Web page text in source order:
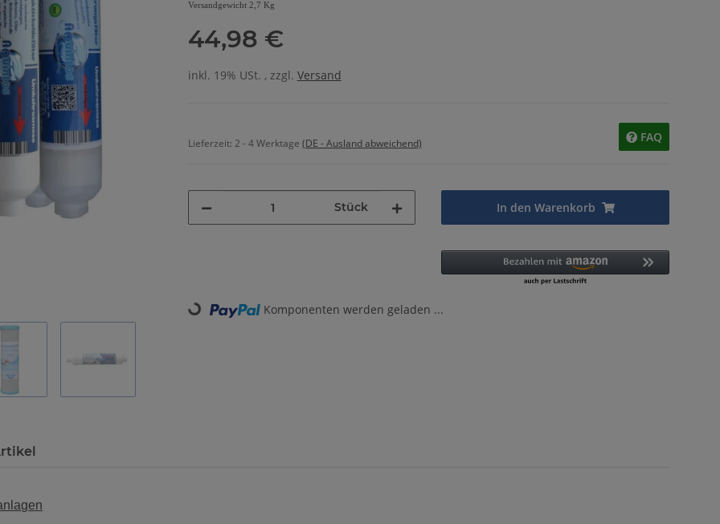
Versandgewicht 2,7 Kg
44,98 €
inkl. 19% USt. , zzgl. Versand
Lieferzeit: 2 - 4 Werktage (DE - Ausland abweichend) FAQ
Stück In den Warenkorb
Loading... Komponenten werden geladen ...